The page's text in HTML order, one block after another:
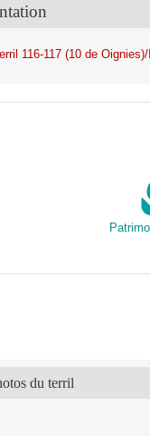
116-117 (10 de
du terril